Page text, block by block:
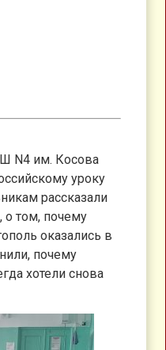
N4 им. Косова
уроку
рассказали
о том, почему
оказались в
почему
хотели снова